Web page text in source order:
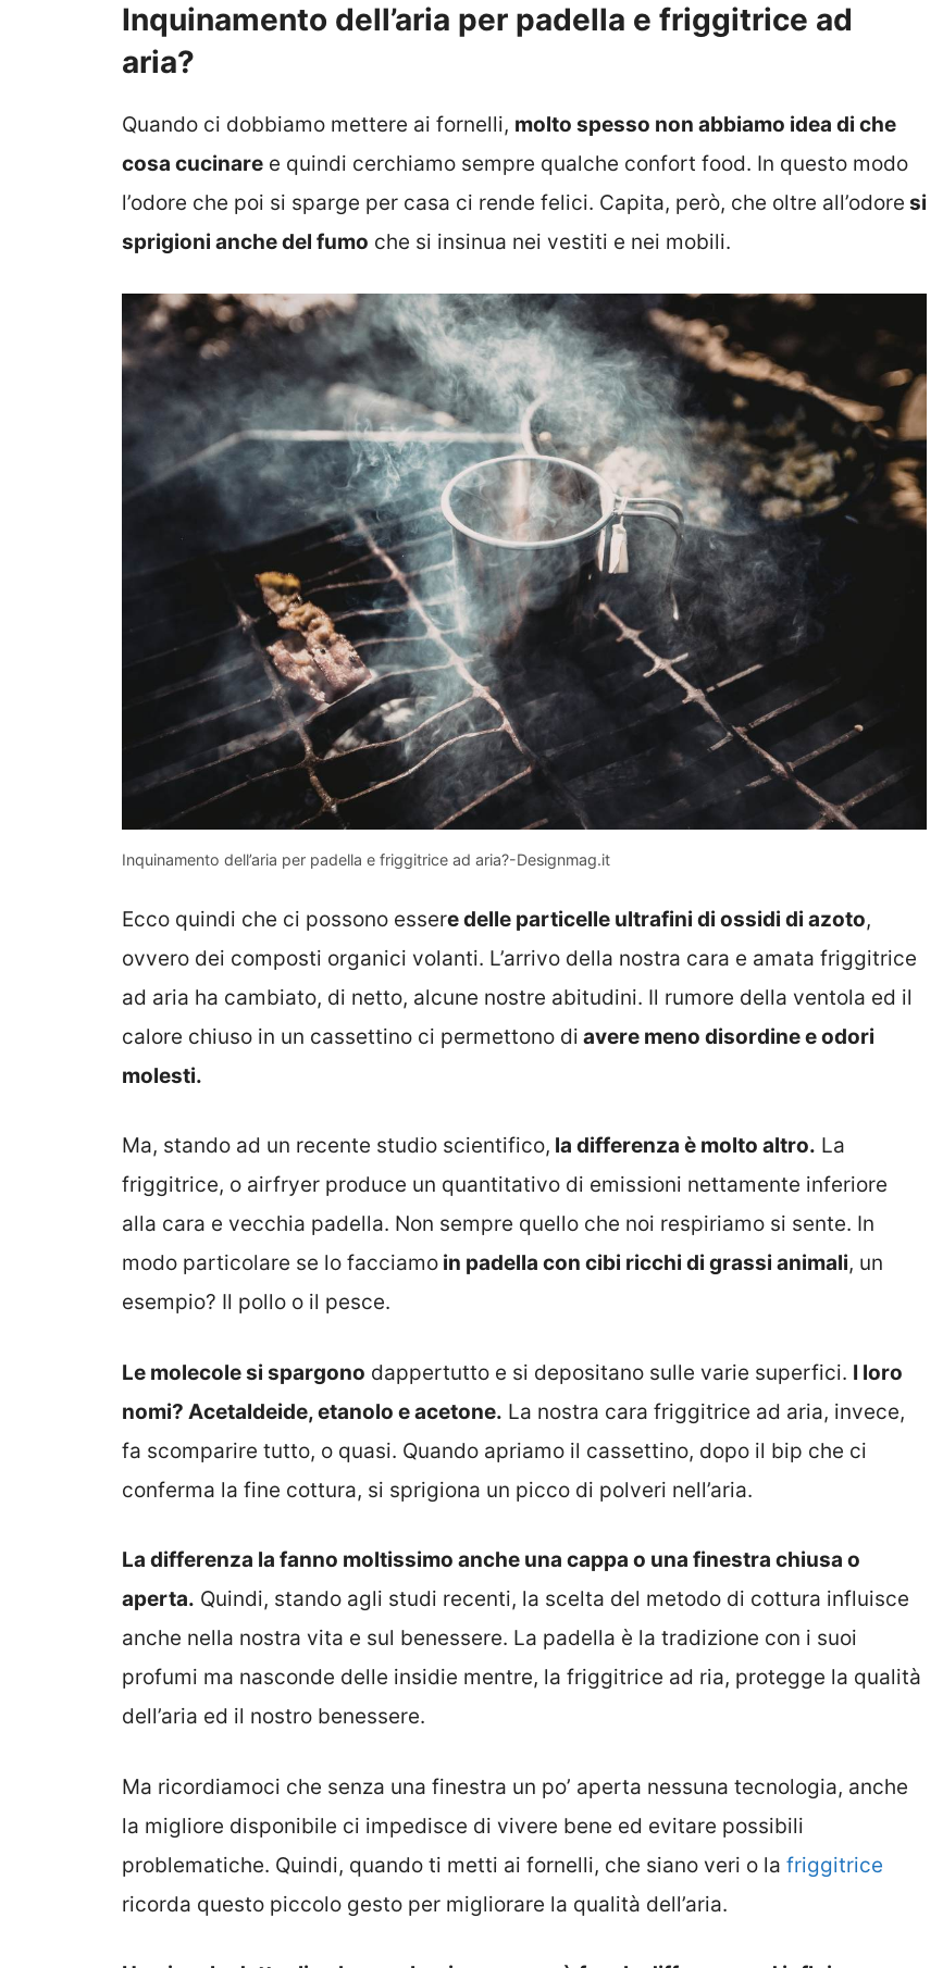
Inquinamento dell’aria per padella e friggitrice ad
aria?
Quando ci dobbiamo mettere ai fornelli, molto spesso non abbiamo idea di che
cosa cucinare e quindi cerchiamo sempre qualche confort food. In questo modo
l’odore che poi si sparge per casa ci rende felici. Capita, però, che oltre all’odore si
sprigioni anche del fumo che si insinua nei vestiti e nei mobili.
Inquinamento dell’aria per padella e friggitrice ad aria?-Designmag.it
Ecco quindi che ci possono essere delle particelle ultrafini di ossidi di azoto,
ovvero dei composti organici volanti. L’arrivo della nostra cara e amata friggitrice
ad aria ha cambiato, di netto, alcune nostre abitudini. Il rumore della ventola ed il
calore chiuso in un cassettino ci permettono di avere meno disordine e odori
molesti.
Ma, stando ad un recente studio scientifico, la differenza è molto altro. La
friggitrice, o airfryer produce un quantitativo di emissioni nettamente inferiore
alla cara e vecchia padella. Non sempre quello che noi respiriamo si sente. In
modo particolare se lo facciamo in padella con cibi ricchi di grassi animali, un
esempio? Il pollo o il pesce.
Le molecole si spargono dappertutto e si depositano sulle varie superfici. I loro
nomi? Acetaldeide, etanolo e acetone. La nostra cara friggitrice ad aria, invece,
fa scomparire tutto, o quasi. Quando apriamo il cassettino, dopo il bip che ci
conferma la fine cottura, si sprigiona un picco di polveri nell’aria.
La differenza la fanno moltissimo anche una cappa o una finestra chiusa o
aperta. Quindi, stando agli studi recenti, la scelta del metodo di cottura influisce
anche nella nostra vita e sul benessere. La padella è la tradizione con i suoi
profumi ma nasconde delle insidie mentre, la friggitrice ad ria, protegge la qualità
dell’aria ed il nostro benessere.
Ma ricordiamoci che senza una finestra un po’ aperta nessuna tecnologia, anche
la migliore disponibile ci impedisce di vivere bene ed evitare possibili
problematiche. Quindi, quando ti metti ai fornelli, che siano veri o la friggitrice
ricorda questo piccolo gesto per migliorare la qualità dell’aria.